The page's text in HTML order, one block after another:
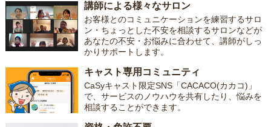
講師による様々なサロン
お客様とのコミュニケーションを練習するサロ
ン・ちょっとした不安を相談するサロンなどが
あなたの不安・お悩みに合わせて、講師がしっ
かりサポートします。
キャスト専用コミュニティ
CaSyキャスト限定SNS「CACACO(カカコ)」
で、サービスのノウハウを共有したり、悩みを
相談することができます。